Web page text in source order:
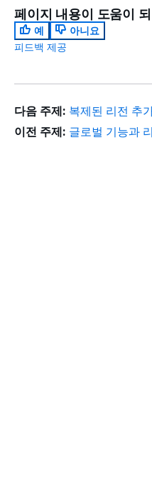
페이지 내용이 도움이
예
아니요
피드백 제공
다음 주제: 복제된 리전 추
이전 주제: 글로벌 기능과